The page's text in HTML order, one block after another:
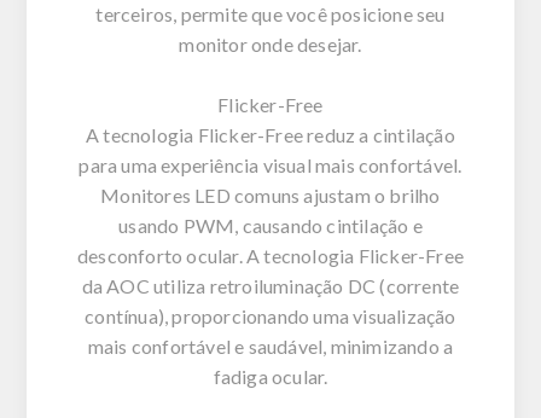
terceiros, permite que você posicione seu
monitor onde desejar.
Flicker-Free
A tecnologia Flicker-Free reduz a cintilação
para uma experiência visual mais confortável.
Monitores LED comuns ajustam o brilho
usando PWM, causando cintilação e
desconforto ocular. A tecnologia Flicker-Free
da AOC utiliza retroiluminação DC (corrente
contínua), proporcionando uma visualização
mais confortável e saudável, minimizando a
fadiga ocular.